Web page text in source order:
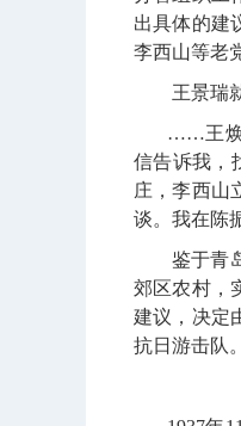
出具体的建
李西山等老
王景瑞
……王焕
信告诉我，
庄，李西山
谈。我在陈
鉴于青
郊区农村，
建议，决定
抗日游击队。